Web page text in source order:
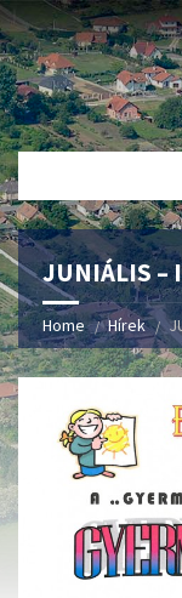
JUNIÁLIS –
Home Hírek